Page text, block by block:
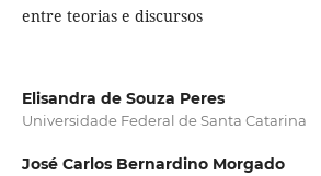
entre teorias e discursos
Elisandra de Souza Peres
Universidade Federal de Santa Catarina
José Carlos Bernardino Morgado